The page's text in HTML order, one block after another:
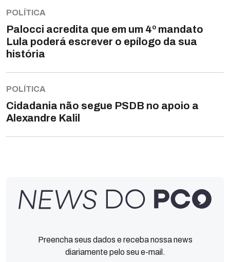
POLÍTICA
Palocci acredita que em um 4º mandato
Lula poderá escrever o epílogo da sua
história
POLÍTICA
Cidadania não segue PSDB no apoio a
Alexandre Kalil
Preencha seus dados e receba nossa news
diariamente pelo seu e-mail.